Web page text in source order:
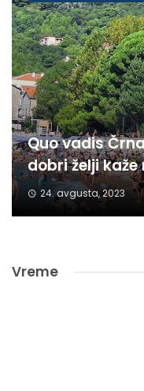
Quo vadis
dobri želji
24. avgusta, 2023
Vreme